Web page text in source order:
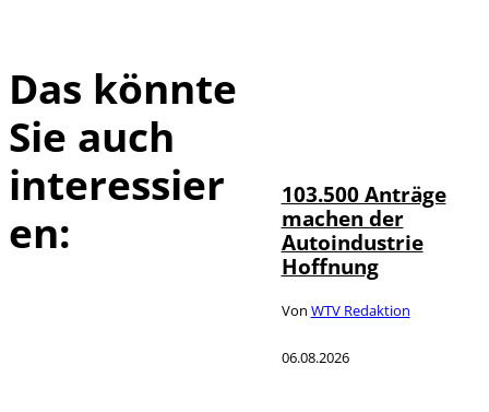
Das könnte
Sie auch
interessier
en:
103.500 Anträge
machen der
Autoindustrie
Hoffnung
Von WTV Redaktion
06.08.2026